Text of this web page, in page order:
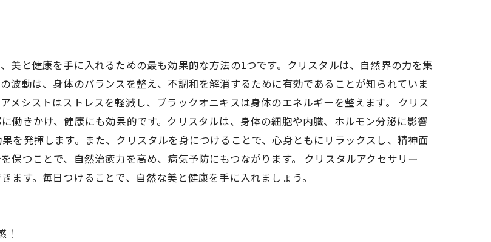
美と健康を手に入れるための最も効果的な方法の1つです。クリスタルは、自然界の力を集
波動は、身体のバランスを整え、不調和を解消するために有効であることが知られていま
メシストはストレスを軽減し、ブラックオニキスは身体のエネルギーを整えます。 クリス
働きかけ、健康にも効果的です。クリスタルは、身体の細胞や内臓、ホルモン分泌に影響
を発揮します。また、クリスタルを身につけることで、心身ともにリラックスし、精神面
保つことで、自然治癒力を高め、病気予防にもつながります。 クリスタルアクセサリー
す。毎日つけることで、自然な美と健康を手に入れましょう。